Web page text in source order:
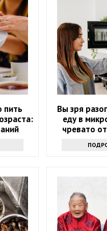
пить
Вы зря
еду в
чревато